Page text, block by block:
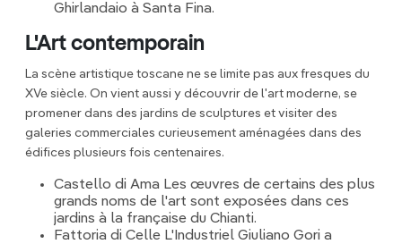
Ghirlandaio à Santa Fina.
L'Art contemporain
La scène artistique toscane ne se limite pas aux fresques du
XVe siècle. On vient aussi y découvrir de l'art moderne, se
promener dans des jardins de sculptures et visiter des
galeries commerciales curieusement aménagées dans des
édifices plusieurs fois centenaires.
Castello di Ama Les œuvres de certains des plus
grands noms de l'art sont exposées dans ces
jardins à la française du Chianti.
Fattoria di Celle L'Industriel Giuliano Gori a